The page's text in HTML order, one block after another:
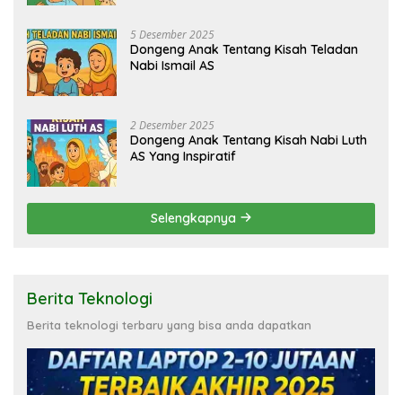
5 Desember 2025
Dongeng Anak Tentang Kisah Teladan
Nabi Ismail AS
2 Desember 2025
Dongeng Anak Tentang Kisah Nabi Luth
AS Yang Inspiratif
Selengkapnya
Berita Teknologi
Berita teknologi terbaru yang bisa anda dapatkan